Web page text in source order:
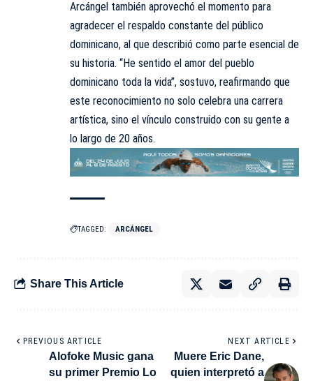
Arcángel también aprovechó el momento para
agradecer el respaldo constante del público
dominicano, al que describió como parte esencial de
su historia. “He sentido el amor del pueblo
dominicano toda la vida”, sostuvo, reafirmando que
este reconocimiento no solo celebra una carrera
artística, sino el vínculo construido con su gente a
lo largo de 20 años.
TAGGED: ARCÁNGEL
Share This Article
PREVIOUS ARTICLE
Alofoke Music gana
su primer Premio Lo
NEXT ARTICLE
Muere Eric Dane,
quien interpretó a